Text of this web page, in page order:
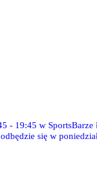
- 19:45 w
się w